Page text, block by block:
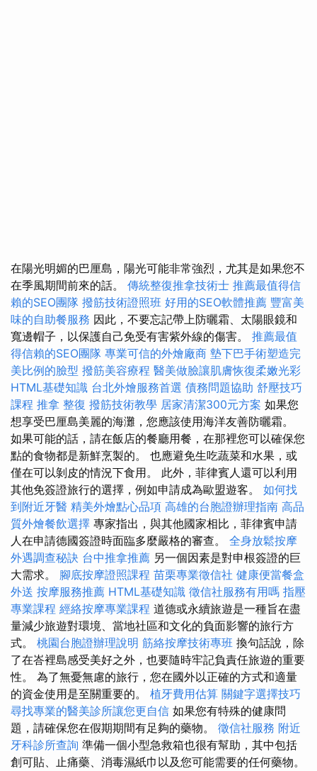
在陽光明媚的巴厘島，陽光可能非常強烈，尤其是如果您不
在季風期間前來的話。 傳統整復推拿技術士 推薦最值得信
賴的SEO團隊 撥筋技術證照班 好用的SEO軟體推薦 豐富美
味的自助餐服務 因此，不要忘記帶上防曬霜、太陽眼鏡和
寬邊帽子，以保護自己免受有害紫外線的傷害。 推薦最值
得信賴的SEO團隊 專業可信的外燴廠商 墊下巴手術塑造完
美比例的臉型 撥筋美容療程 醫美做臉讓肌膚恢復柔嫩光彩
HTML基礎知識 台北外燴服務首選 債務問題協助 舒壓技巧
課程 推拿 整復 撥筋技術教學 居家清潔300元方案 如果您
想享受巴厘島美麗的海灘，您應該使用海洋友善防曬霜。
如果可能的話，請在飯店的餐廳用餐，在那裡您可以確保您
點的食物都是新鮮烹製的。 也應避免生吃蔬菜和水果，或
僅在可以剝皮的情況下食用。 此外，菲律賓人還可以利用
其他免簽證旅行的選擇，例如申請成為歐盟遊客。 如何找
到附近牙醫 精美外燴點心品項 高雄的台胞證辦理指南 高品
質外燴餐飲選擇 專家指出，與其他國家相比，菲律賓申請
人在申請德國簽證時面臨多麼嚴格的審查。 全身放鬆按摩
外遇調查秘訣 台中推拿推薦 另一個因素是對申根簽證的巨
大需求。 腳底按摩證照課程 苗栗專業徵信社 健康便當餐盒
外送 按摩服務推薦 HTML基礎知識 徵信社服務有用嗎 指壓
專業課程 經絡按摩專業課程 道德或永續旅遊是一種旨在盡
量減少旅遊對環境、當地社區和文化的負面影響的旅行方
式。 桃園台胞證辦理說明 筋絡按摩技術專班 換句話說，除
了在峇裡島感受美好之外，也要隨時牢記負責任旅遊的重要
性。 為了無憂無慮的旅行，您在國外以正確的方式和適量
的資金使用是至關重要的。 植牙費用估算 關鍵字選擇技巧
尋找專業的醫美診所讓您更自信 如果您有特殊的健康問
題，請確保您在假期期間有足夠的藥物。 徵信社服務 附近
牙科診所查詢 準備一個小型急救箱也很有幫助，其中包括
創可貼、止痛藥、消毒濕紙巾以及您可能需要的任何藥物。